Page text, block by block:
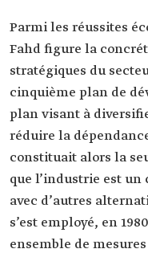
Parmi les réussites
Fahd figure la
stratégiques du
cinquième plan de
plan visant à
réduire la
constituait alors la
que l’industrie est
avec d’autres
s’est employé, en
ensemble de